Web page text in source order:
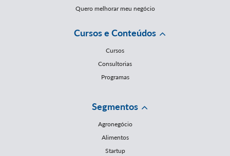
Quero melhorar meu negócio
Cursos e Conteúdos
Cursos
Consultorias
Programas
Segmentos
Agronegócio
Alimentos
Startup